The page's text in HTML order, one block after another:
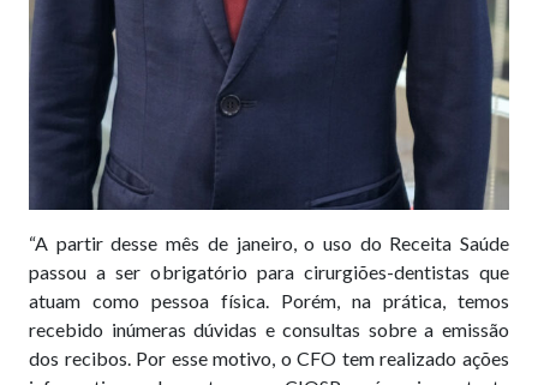
“A partir desse mês de janeiro, o uso do Receita Saúde
passou a ser obrigatório para cirurgiões-dentistas que
atuam como pessoa física. Porém, na prática, temos
recebido inúmeras dúvidas e consultas sobre a emissão
dos recibos. Por esse motivo, o CFO tem realizado ações